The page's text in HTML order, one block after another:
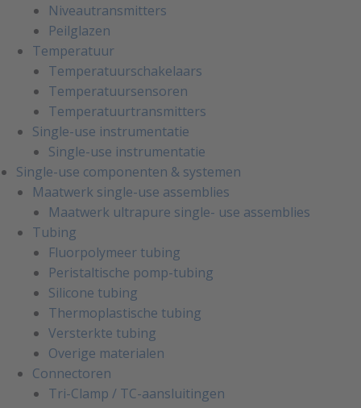
Niveautransmitters
Peilglazen
Temperatuur
Temperatuurschakelaars
Temperatuursensoren
Temperatuurtransmitters
Single-use instrumentatie
Single-use instrumentatie
Single-use componenten & systemen
Maatwerk single-use assemblies
Maatwerk ultrapure single- use assemblies
Tubing
Fluorpolymeer tubing
Peristaltische pomp-tubing
Silicone tubing
Thermoplastische tubing
Versterkte tubing
Overige materialen
Connectoren
Tri-Clamp / TC-aansluitingen